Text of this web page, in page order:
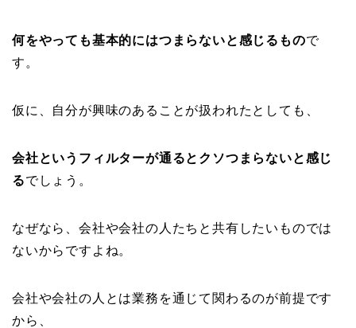
何をやっても基本的にはつまらないと感じるもので
す。
仮に、自分が興味のあることが扱われたとしても、
会社というフィルターが通るとクソつまらないと感じ
るでしょう。
なぜなら、会社や会社の人たちと共有したいものでは
ないからですよね。
会社や会社の人とは業務を通じて関わるのが前提です
から、